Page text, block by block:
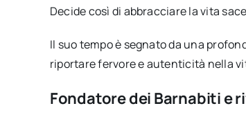
Decide così di abbracciare la vita
Il suo tempo è segnato da una
riportare fervore e autenticità nella
Fondatore dei Barnabiti e